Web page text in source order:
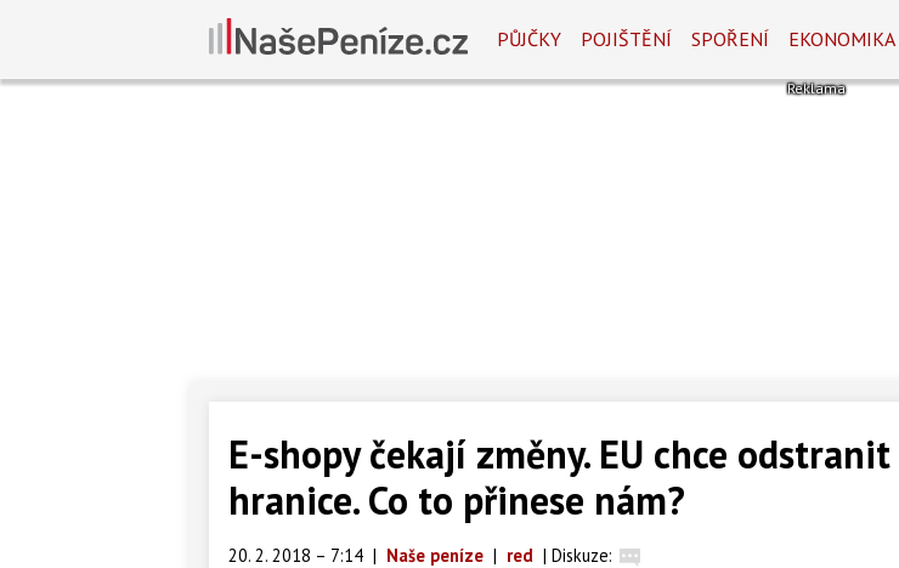
PŮJČKY POJIŠTĚNÍ SPOŘENÍ EKONOMIKA
E-shopy čekají změny. EU chce odstranit
hranice. Co to přinese nám?
20. 2. 2018 – 7:14 | Naše peníze | red | Diskuze: